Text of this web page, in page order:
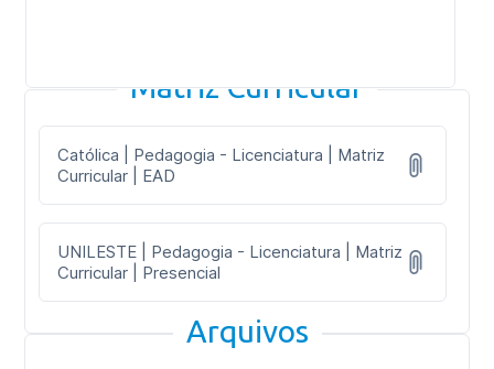
Matriz Curricular
Católica | Pedagogia - Licenciatura | Matriz
Curricular | EAD
UNILESTE | Pedagogia - Licenciatura | Matriz
Curricular | Presencial
Arquivos